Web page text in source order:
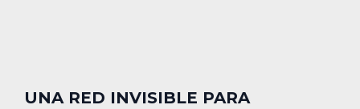
UNA RED INVISIBLE PARA